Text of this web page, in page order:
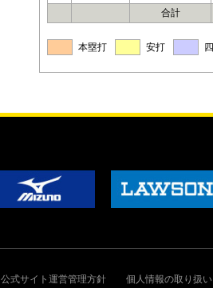
合計
本塁打 安打
公式サイト運営管理方針 個人情報の取り扱い